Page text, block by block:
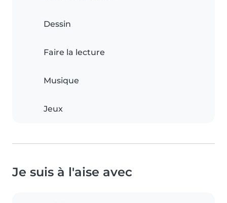
Dessin
Faire la lecture
Musique
Jeux
Je suis à l'aise avec